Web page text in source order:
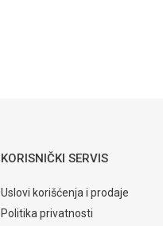
KORISNIČKI SERVIS
Uslovi korišćenja i prodaje
Politika privatnosti